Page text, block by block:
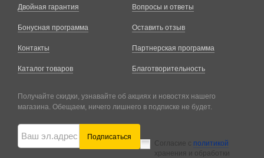
Двойная гарантия
Бонусная программа
Контакты
Каталог товаров
Вопросы и ответы
Оставить отзыв
Партнерская программа
Благотворительность
Получайте скидки, узнавайте об акциях и новостях нашего
магазина. Обещаем, ничего лишнего в подписке не будет.
Подписаться
Согласие с политикой
хранения и обработки